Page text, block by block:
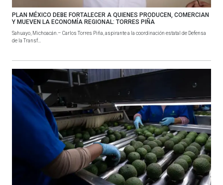
PLAN MÉXICO DEBE FORTALECER A QUIENES PRODUCEN, COMERCIAN
Y MUEVEN LA ECONOMÍA REGIONAL: TORRES PIÑA
Sahuayo, Michoacán.– Carlos Torres Piña, aspirante a la coordinación estatal de Defensa
de la Transf...